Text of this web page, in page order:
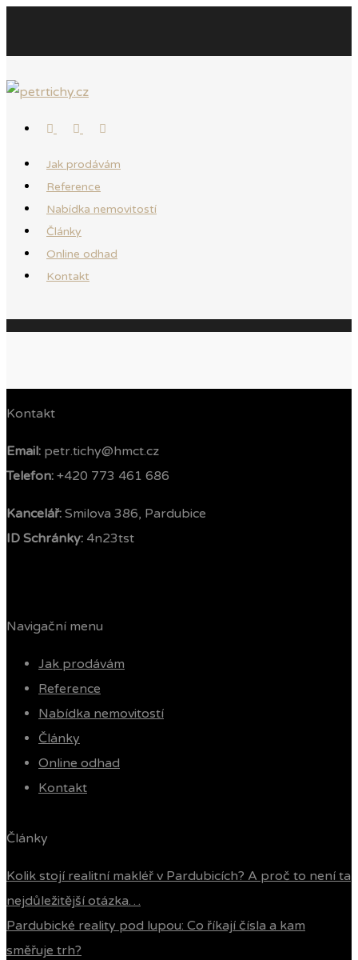
Jak prodávám
Reference
Nabídka nemovitostí
Články
Online odhad
Kontakt
Kontakt
Email: petr.tichy@hmct.cz
Telefon: ‭ +420 773 461 686‬
Kancelář: Smilova 386, Pardubice
ID Schránky: 4n23tst
Navigační menu
Jak prodávám
Reference
Nabídka nemovitostí
Články
Online odhad
Kontakt
Články
Kolik stojí realitní makléř v Pardubicích? A proč to není ta
nejdůležitější otázka…
Pardubické reality pod lupou: Co říkají čísla a kam
směřuje trh?